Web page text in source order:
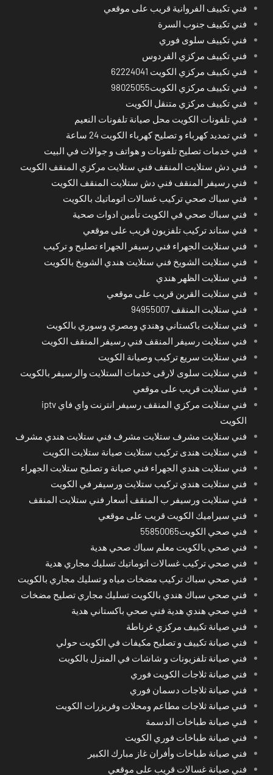
فني تكييف الفروانية قريب على موقعي
فني تكييف جنوب السرة
فني تكييف سلوى فوري
فني تكييف مركزي الفردوس
فني تكييف مركزي الكويت 62224041
فني تكييف مركزي الكويت98025055
فني تكييف مركزي متنقل الكويت
فني تلفونات الكويت محل صيانة تلفونات النعيم
فني تمديد كهرباء و تصليح كهرباء الكويت 24 ساعة
فني خدمات تصليح تلفونات و هواتف و جوالات في البيت
فني دش ستلايت المنقف فني ستلايت مركزي المنقف الكويت
فني رسيفر المنقف فني دش ستلايت المنقف الكويت
فني سباك صحي تركيب غسالات اتوماتيك بالكويت
فني سباك صحي في الكويت تأمين ادوات صحية
فني ستاند تركيب تلفزيون قريب على موقعي
فني ستلايت الجهراء فني رسيفر الجهراء تصليح و تركيب
فني ستلايت الشويخ فني ستلايت هندي الشويخ بالكويت
فني ستلايت الظهر هندي
فني ستلايت القرين قريب على موقعي
فني ستلايت المنقف 94955007
فني ستلايت باكستاني وهندي ومصري وسوري بالكويت
فني ستلايت رسيفر المنقف فني رسيفر المنقف الكويت
فني ستلايت سريع تركيب وصيانة الكويت
فني ستلايت سلوى لارقى خدمات الستلايت والرسيفر بالكويت
فني ستلايت قريب على موقعي
فني ستلايت مركزي المنقف رسيفر انترنت واي فاي iptv
الكويت
فني ستلايت مشرف ستلايت مشرف فني ستلايت هندي مشرف
فني ستلايت هندى تركيب ستلايت صيانة ستلايت الكويت
فني ستلايت هندي الجهراء فني صيانة و تصليح ستلايت الجهراء
فني ستلايت هندي تركيب ستلايت ورسيفر في الكويت
فني ستلايت ورسيفر ب المنقف أسعار فني ستلايت المنقف
فني سيراميك الكويت قريب على موقعي
فني صحي الكويت55850065
فني صحي بالكويت معلم سباك صحي هدية
فني صحي تركيب غسالات اتوماتيك تسليك مجاري هدية
فني صحي سباك تركيب مضخات مياه و تسليك مجاري بالكويت
فني صحي سباك هندي بالكويت تسليك مجاري تصليح مضخات
فني صحي هندي هدية فني صحي باكستاني هدية
فني صيانة تكييف مركزي غرناطة
فني صيانة تكييف و تصليح مكيفات في الكويت حولي
فني صيانة تلفزيونات و شاشات في المنزل بالكويت
فني صيانة ثلاجات الكويت فوري
فني صيانة ثلاجات دسمان فوري
فني صيانة ثلاجات مطاعم ومحلات وفريزرات الكويت
فني صيانة طباخات الدسمة
فني صيانة طباخات فوري الكويت
فني صيانة طباخات وأفران غاز مبارك الكبير
فني صيانة غسالات قريب على موقعي